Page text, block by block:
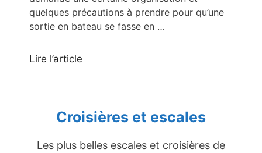
quelques précautions à prendre pour qu’une
sortie en bateau se fasse en …
Lire l’article
Croisières et escales
Les plus belles escales et croisières de